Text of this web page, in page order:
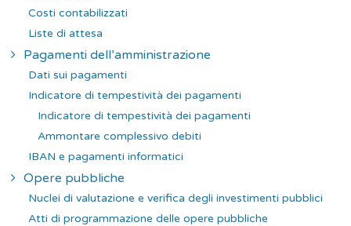
Costi contabilizzati
Liste di attesa
Pagamenti dell’amministrazione
Dati sui pagamenti
Indicatore di tempestività dei pagamenti
Indicatore di tempestività dei pagamenti
Ammontare complessivo debiti
IBAN e pagamenti informatici
Opere pubbliche
Nuclei di valutazione e verifica degli investimenti pubblici
Atti di programmazione delle opere pubbliche